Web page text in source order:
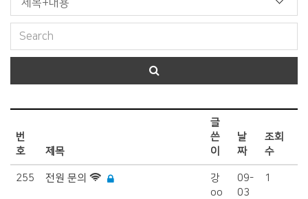
번
호
제목
글
쓴
이
날
짜
조회
수
255 전원 문의
강
oo
09-
03
1